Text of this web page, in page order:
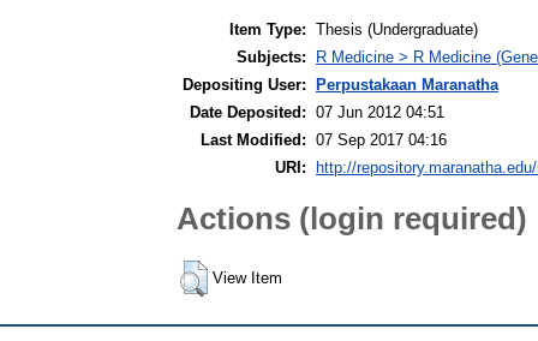
Item Type: Thesis (Undergraduate)
Subjects:
R Medicine > R Medicine
Depositing User:
Perpustakaan Maranatha
Date Deposited: 07 Jun 2012 04:51
Last Modified: 07 Sep 2017 04:16
URI:
http://
Actions (login required)
View Item